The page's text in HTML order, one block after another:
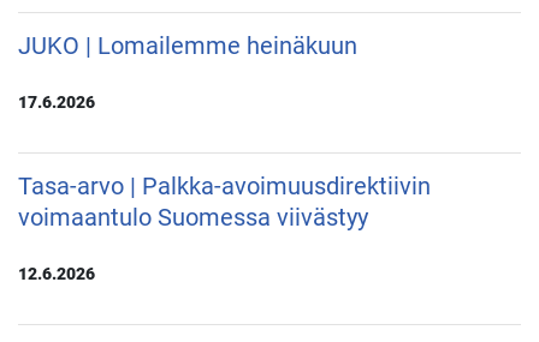
JUKO | Lomailemme heinäkuun
17.6.2026
Tasa-arvo | Palkka-avoimuusdirektiivin
voimaantulo Suomessa viivästyy
12.6.2026